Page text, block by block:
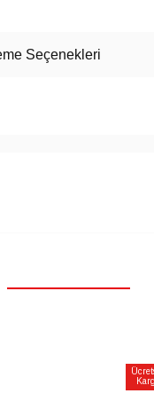
Seçenekleri